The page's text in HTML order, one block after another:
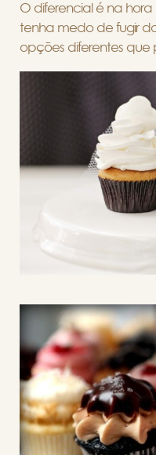
O diferencial é na
tenha medo de fugir
opções diferentes que